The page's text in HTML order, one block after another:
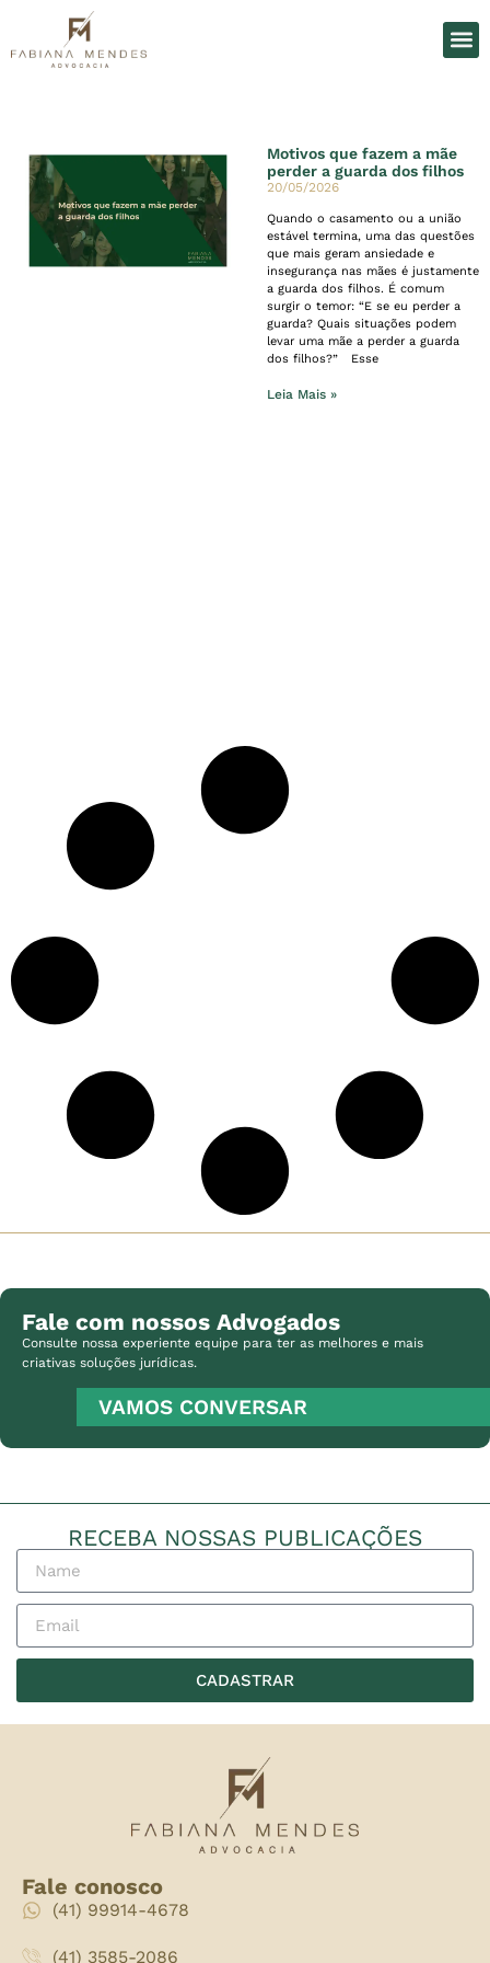
Motivos que fazem a mãe
perder a guarda dos filhos
20/05/2026
Quando o casamento ou a união
estável termina, uma das questões
que mais geram ansiedade e
insegurança nas mães é justamente
a guarda dos filhos. É comum
surgir o temor: “E se eu perder a
guarda? Quais situações podem
levar uma mãe a perder a guarda
dos filhos?” Esse
Leia Mais »
Fale com nossos Advogados
Consulte nossa experiente equipe para ter as melhores e mais
criativas soluções jurídicas.
VAMOS CONVERSAR
RECEBA NOSSAS PUBLICAÇÕES
CADASTRAR
Fale conosco
(41) 99914-4678
(41) 3585-2086